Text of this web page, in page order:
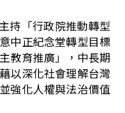
持「行政院推動轉型
中正紀念堂轉型目標
教育推廣」，中長期
以深化社會理解台灣
強化人權與法治價值